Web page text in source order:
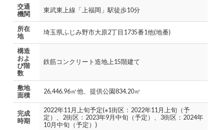
交通
機関
東武東上線「上福岡」駅徒歩10分
所在
地
埼玉県ふじみ野市大原2丁目1735番1他(地番)
構造
およ
び階
数
鉄筋コンクリート造地上15階建て
敷地
面積
26,446.96㎡他、提供公園834.20㎡
完成
時期
2022年11月上旬予定(※1街区：2022年11月上旬（予
定）、2街区：2023年9月中旬（予定）、3街区：2024年
10月中旬（予定）)